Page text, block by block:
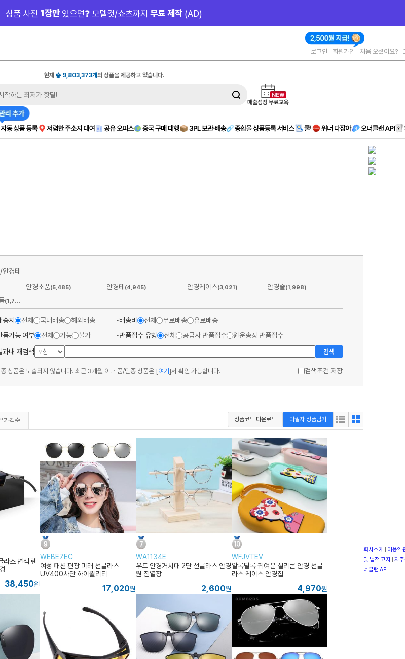
🔔 100만 원 이벤트 마감 임박 | 월 9천 원대 비상주 오피스
로그인 회원가입 처음 오셨어요?
현재총 9,803,373개의 상품을 제공하고 있습니다.
안경테
안경소품(5,485) 안경테(4,945) 안경케이스(3,021) 안경줄(1,998)
(1,727)
송지 전체 국내배송 해외배송 배송비 전체 무료배송
유료배송
품가능 여부 전체 가능 불가 반품접수 유형 전체 공급사 반품접수
원운송장 반품접수
과내 재검색 검색
상품은 노출되지 않습니다. 최근 3개월 이내 품/단종 상품은 [여기]서 확인 가능합니다. 검색조건 저장
가격순
라스 변색 렌
38,450원
WEBE7EC
여성 패션 편광 미러 선글라스
UV400차단 하이퀄리티
17,020원
WA1134E
우드 안경거치대 2단 선글라스 안경
원 진열장
2,600원
WFJVTEV
알록달록 귀여운 실리콘 안경 선글
라스 케이스 안경집
4,970원